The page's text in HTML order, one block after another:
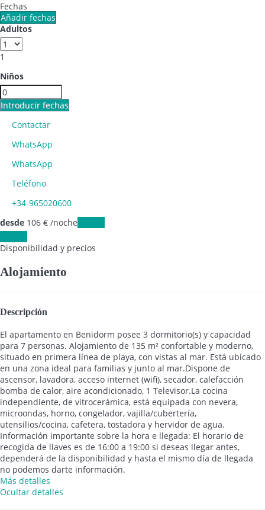
Fechas
Añadir fechas
Adultos
1
Niños
Introducir fechas
Contactar
WhatsApp
WhatsApp
Teléfono
+34-965020600
desde 106 € /noche
Disponibilidad y precios
Alojamiento
Descripción
El apartamento en Benidorm posee 3 dormitorio(s) y capacidad
para 7 personas. Alojamiento de 135 m² confortable y moderno,
situado en primera línea de playa, con vistas al mar. Está ubicado
en una zona ideal para familias y junto al mar.Dispone de
ascensor, lavadora, acceso internet (wifi), secador, calefacción
bomba de calor, aire acondicionado, 1 Televisor.La cocina
independiente, de vitrocerámica, está equipada con nevera,
microondas, horno, congelador, vajilla/cubertería,
utensilios/cocina, cafetera, tostadora y hervidor de agua.
Información importante sobre la hora e llegada: El horario de
recogida de llaves es de 16:00 a 19:00 si deseas llegar antes,
dependerá de la disponibilidad y hasta el mismo día de llegada
no podemos darte información.
Más detalles
Ocultar detalles